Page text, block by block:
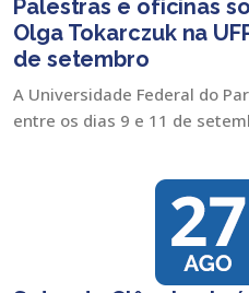
Palestras e oficinas
Olga Tokarczuk na
de setembro
A Universidade Federal do
entre os dias 9 e 11 de